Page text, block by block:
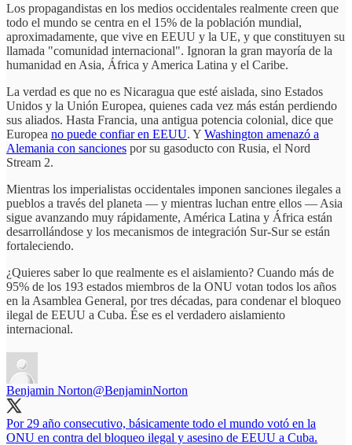
Los propagandistas en los medios occidentales realmente creen que
todo el mundo se centra en el 15% de la población mundial,
aproximadamente, que vive en EEUU y la UE, y que constituyen su
llamada "comunidad internacional". Ignoran la gran mayoría de la
humanidad en Asia, África y America Latina y el Caribe.
La verdad es que no es Nicaragua que esté aislada, sino Estados
Unidos y la Unión Europea, quienes cada vez más están perdiendo
sus aliados. Hasta Francia, una antigua potencia colonial, dice que
Europea no puede confiar en EEUU. Y Washington amenazó a
Alemania con sanciones por su gasoducto con Rusia, el Nord
Stream 2.
Mientras los imperialistas occidentales imponen sanciones ilegales a
pueblos a través del planeta — y mientras luchan entre ellos — Asia
sigue avanzando muy rápidamente, América Latina y África están
desarrollándose y los mecanismos de integración Sur-Sur se están
fortaleciendo.
¿Quieres saber lo que realmente es el aislamiento? Cuando más de
95% de los 193 estados miembros de la ONU votan todos los años
en la Asamblea General, por tres décadas, para condenar el bloqueo
ilegal de EEUU a Cuba. Ése es el verdadero aislamiento
internacional.
Benjamin Norton@BenjaminNorton
Por 29 año consecutivo, básicamente todo el mundo votó en la
ONU en contra del bloqueo ilegal y asesino de EEUU a Cuba.